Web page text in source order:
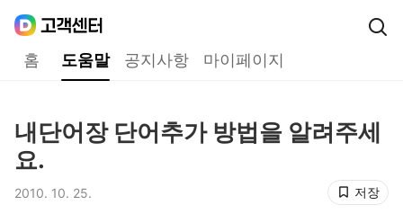
홈 도움말 공지사항 마이페이지
내단어장 단어추가 방법을 알려주세
요.
저장
2010. 10. 25.